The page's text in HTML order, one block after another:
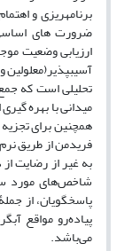
برنامه‏ریزی و
ضرورت های
ارزیابی وضعیت
تحلیلی است که
میدانی با بهره
به غیر از رضایت
شاخص‌های مورد
پاسخگویان، از
می‌باشد.